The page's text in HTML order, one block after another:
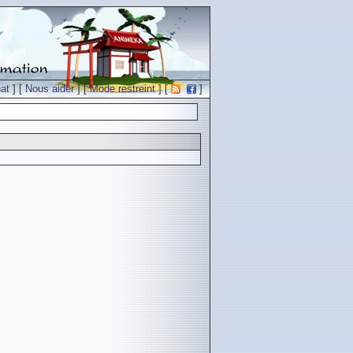
] [Nous aider] [Mode restreint] [ ]